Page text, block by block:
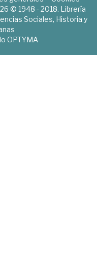
© 1948 - 2018. Librería
Sociales, Historia y
OPTYMA